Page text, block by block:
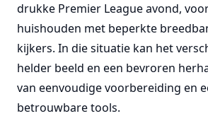
drukke Premier League avond,
huishouden met beperkte
kijkers. In die situatie kan het
helder beeld en een bevroren
van eenvoudige voorbereiding en
betrouwbare tools.